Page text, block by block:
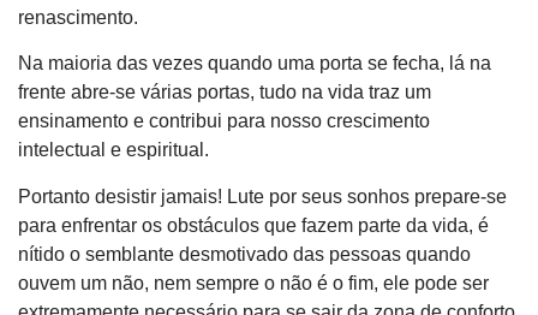
renascimento.
Na maioria das vezes quando uma porta se fecha, lá na
frente abre-se várias portas, tudo na vida traz um
ensinamento e contribui para nosso crescimento
intelectual e espiritual.
Portanto desistir jamais! Lute por seus sonhos prepare-se
para enfrentar os obstáculos que fazem parte da vida, é
nítido o semblante desmotivado das pessoas quando
ouvem um não, nem sempre o não é o fim, ele pode ser